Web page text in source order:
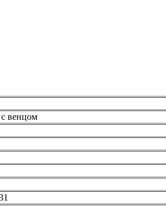
венцом